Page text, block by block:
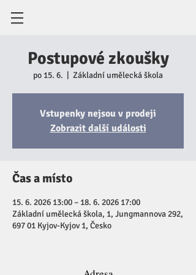
Postupové zkoušky
po 15. 6. Základní umělecká škola
Vstupenky nejsou v prodeji
Zobrazit další události
Čas a místo
15. 6. 2026 13:00 – 18. 6. 2026 17:00
Základní umělecká škola, 1, Jungmannova 292,
697 01 Kyjov-Kyjov 1, Česko